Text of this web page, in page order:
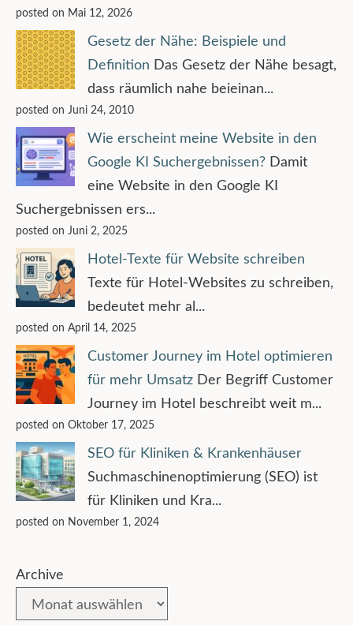
posted on Mai 12, 2026
Gesetz der Nähe: Beispiele und
Definition Das Gesetz der Nähe besagt,
dass räumlich nahe beieinan...
posted on Juni 24, 2010
Wie erscheint meine Website in den
Google KI Suchergebnissen? Damit
eine Website in den Google KI
Suchergebnissen ers...
posted on Juni 2, 2025
Hotel-Texte für Website schreiben
Texte für Hotel-Websites zu schreiben,
bedeutet mehr al...
posted on April 14, 2025
Customer Journey im Hotel optimieren
für mehr Umsatz Der Begriff Customer
Journey im Hotel beschreibt weit m...
posted on Oktober 17, 2025
SEO für Kliniken & Krankenhäuser
Suchmaschinenoptimierung (SEO) ist
für Kliniken und Kra...
posted on November 1, 2024
Archive